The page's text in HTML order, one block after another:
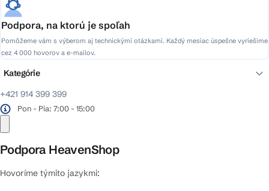
Podpora, na ktorú je spoľah
Pomôžeme vám s výberom aj technickými otázkami. Každý mesiac úspešne vyriešime
cez 4 000 hovorov a e-mailov.
+421 914 399 399
Pon - Pia: 7:00 - 15:00
Podpora HeavenShop
Hovoríme týmito jazykmi:
Kategórie